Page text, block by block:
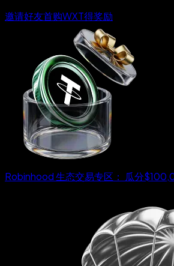
邀请好友首购WXT得奖励
Robinhood 生态交易专区： 瓜分